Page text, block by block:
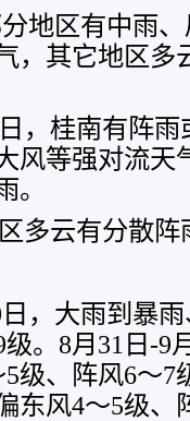
地区有中雨
，其它地区多
，桂南有阵
风等强对流天
。
多云有分散
，大雨到暴
。8月31日-9
级、阵风6～7
东风4～5级、